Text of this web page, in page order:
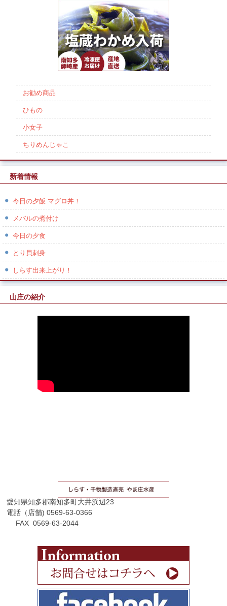
お勧め商品
ひもの
小女子
ちりめんじゃこ
新着情報
今日の夕飯 マグロ丼！
メバルの煮付け
今日の夕食
とり貝刺身
しらす出来上がり！
山庄の紹介
愛知県知多郡南知多町大井浜辺23
電話（店舗) 0569-63-0366
FAX 0569-63-2044